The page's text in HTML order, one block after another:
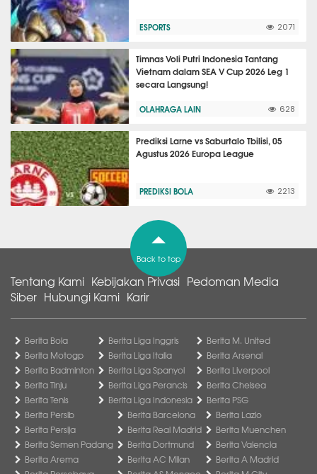
ESPORTS 2071
Timnas Voli Putri Indonesia Tantang
Vietnam dalam SEA V Cup 2026 Leg 1
secara Langsung!
OLAHRAGA LAIN 628
Prediksi Larne vs Saburtalo Tbilisi, 05
Agustus 2026 Europa League
PREDIKSI BOLA 2213
Back to top
Tentang Kami Kebijakan Privasi Pedoman Media
Siber Hubungi Kami Karir
Berita Bola
Berita Motogp
Berita Badminton
Berita Tinju
Berita Tenis
Berita Liga Inggris
Berita Liga Italia
Berita Liga Spanyol
Berita Liga Perancis
Berita Liga Indonesia
Berita M. United
Berita Arsenal
Berita Liverpool
Berita Chelsea
Berita PSG
Berita Persib
Berita Persija
Berita Semen Padang
Berita Arema
Berita Barcelona
Berita Real Madrid
Berita Dortmund
Berita AC Milan
Berita Lazio
Berita Muenchen
Berita Valencia
Berita A Madrid